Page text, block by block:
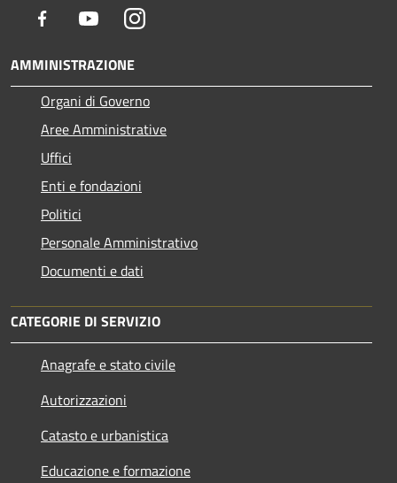
Facebook YoutubeInstagram
AMMINISTRAZIONE
Organi di Governo
Aree Amministrative
Uffici
Enti e fondazioni
Politici
Personale Amministrativo
Documenti e dati
CATEGORIE DI SERVIZIO
Anagrafe e stato civile
Autorizzazioni
Catasto e urbanistica
Educazione e formazione